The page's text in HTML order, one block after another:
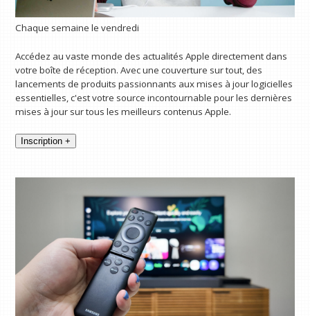
Chaque semaine le vendredi
Accédez au vaste monde des actualités Apple directement dans
votre boîte de réception. Avec une couverture sur tout, des
lancements de produits passionnants aux mises à jour logicielles
essentielles, c'est votre source incontournable pour les dernières
mises à jour sur tous les meilleurs contenus Apple.
Inscription +